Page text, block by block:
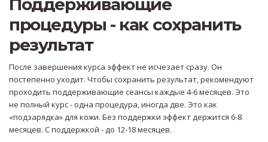
Поддерживающие
процедуры - как сохранить
результат
После завершения курса эффект не исчезает сразу. Он
постепенно уходит. Чтобы сохранить результат, рекомендуют
проходить поддерживающие сеансы каждые 4-6 месяцев. Это
не полный курс - одна процедура, иногда две. Это как
«подзарядка» для кожи. Без поддержки эффект держится 6-8
месяцев. С поддержкой - до 12-18 месяцев.